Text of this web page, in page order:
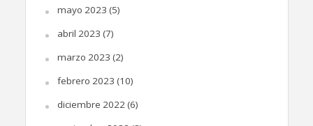
mayo 2023 (5)
abril 2023 (7)
marzo 2023 (2)
febrero 2023 (10)
diciembre 2022(6)